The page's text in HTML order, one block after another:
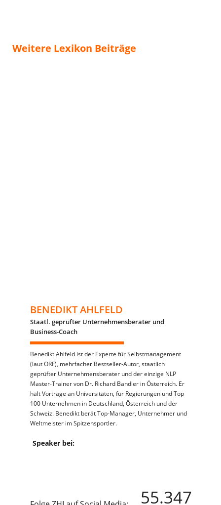
Weitere Lexikon Beiträge
BENEDIKT AHLFELD
Staatl. geprüfter Unternehmensberater und
Business-Coach
Benedikt Ahlfeld ist der Experte für Selbstmanagement
(laut ORF), mehrfacher Bestseller-Autor, staatlich
geprüfter Unternehmensberater und der einzige NLP
Master-Trainer von Dr. Richard Bandler in Österreich. Er
hält Vorträge an Universitäten, für Regierungen und Top
100 Unternehmen in Deutschland, Österreich und der
Schweiz. Benedikt berät Top-Manager, Unternehmer und
Weltmeister im Spitzensportler.
Speaker bei:
55.347